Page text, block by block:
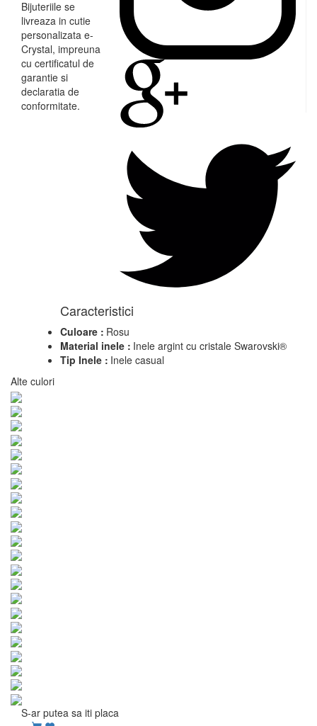
Bijuteriile se
livreaza in cutie
personalizata e-
Crystal, impreuna
cu certificatul de
garantie si
declaratia de
conformitate.
Caracteristici
Culoare : Rosu
Material inele : Inele argint cu cristale Swarovski®
Tip Inele : Inele casual
Alte culori
S-ar putea sa iti placa